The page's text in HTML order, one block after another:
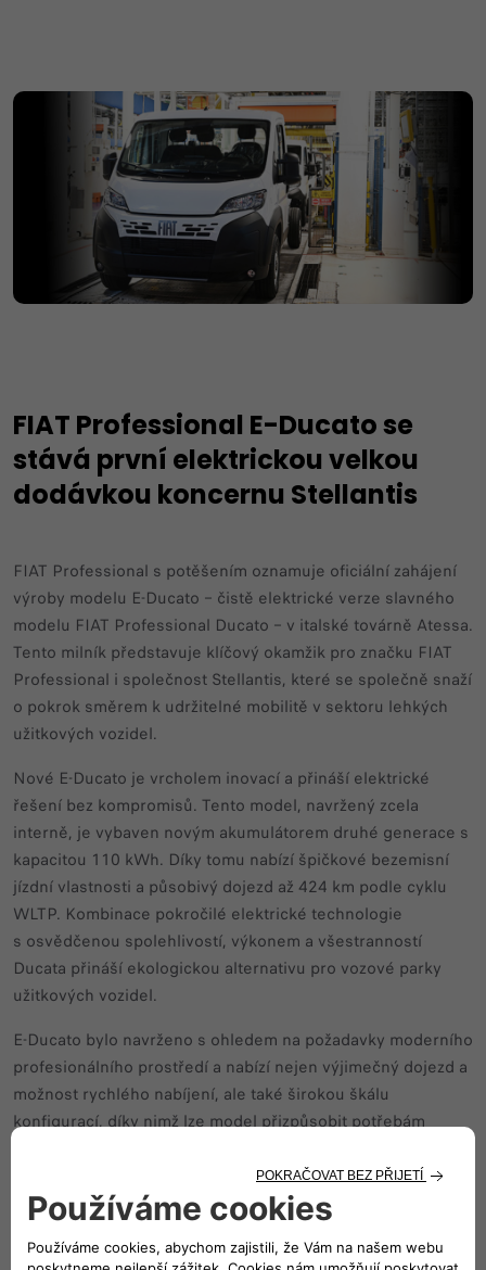
FIAT Professional E-Ducato se
stává první elektrickou velkou
dodávkou koncernu Stellantis
FIAT Professional s potěšením oznamuje oficiální zahájení
výroby modelu E-Ducato – čistě elektrické verze slavného
modelu FIAT Professional Ducato – v italské továrně Atessa.
Tento milník představuje klíčový okamžik pro značku FIAT
Professional i společnost Stellantis, které se společně snaží
o pokrok směrem k udržitelné mobilitě v sektoru lehkých
užitkových vozidel.
Nové E-Ducato je vrcholem inovací a přináší elektrické
řešení bez kompromisů. Tento model, navržený zcela
interně, je vybaven novým akumulátorem druhé generace s
kapacitou 110 kWh. Díky tomu nabízí špičkové bezemisní
jízdní vlastnosti a působivý dojezd až 424 km podle cyklu
WLTP. Kombinace pokročilé elektrické technologie
s osvědčenou spolehlivostí, výkonem a všestranností
Ducata přináší ekologickou alternativu pro vozové parky
užitkových vozidel.
E-Ducato bylo navrženo s ohledem na požadavky moderního
profesionálního prostředí a nabízí nejen výjimečný dojezd a
možnost rychlého nabíjení, ale také širokou škálu
konfigurací, díky nimž lze model přizpůsobit potřebám
oblasti. S rostoucí poptávkou po vozidlech s nulovými
emisemi upevňuje E-Ducato pozici FIAT Professional jako
sektoru.